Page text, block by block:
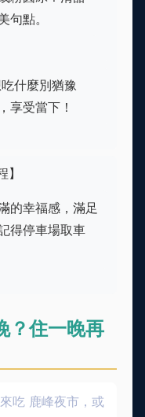
句點。
什麼別猶豫
享受當下！
的幸福感，滿足
得停車場取車
？住一晚再
吃 鹿峰夜市，或